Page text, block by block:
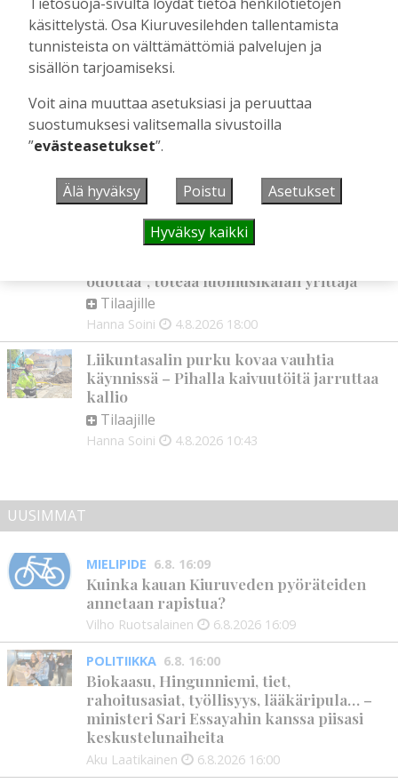
korkotason muutos heijastui alkuvuoden
tulokseen
Tilaajille
Toimitus 6.8.2026
Mikko Remes täyttää 50 vuotta – vaikka
villitystäkin on havaittavissa, sanoo
syntymäpäiväsankari oppineensa myös
Tilaajille
Aku Laatikainen 5.8.2026 09:00
Vaikuttaako afrikkalainen sikarutto
odottaa”, toteaa luomusikalan yrittäjä
Tilaajille
Hanna Soini 4.8.2026 18:00
Liikuntasalin purku kovaa vauhtia
käynnissä – Pihalla kaivuutöitä jarruttaa
kallio
Tilaajille
Hanna Soini 4.8.2026 10:43
UUSIMMAT
MIELIPIDE 6.8. 16:09
Kuinka kauan Kiuruveden pyöräteiden
annetaan rapistua?
Vilho Ruotsalainen 6.8.2026 16:09
POLITIIKKA 6.8. 16:00
Biokaasu, Hingunniemi, tiet,
rahoitusasiat, työllisyys, lääkäripula… –
ministeri Sari Essayahin kanssa piisasi
keskustelunaiheita
Aku Laatikainen 6.8.2026 16:00
käsittelystä. Osa Kiuruvesilehden tallentamista
tunnisteista on välttämättömiä palvelujen ja
sisällön tarjoamiseksi.
Voit aina muuttaa asetuksiasi ja peruuttaa
suostumuksesi valitsemalla sivustoilla
”evästeasetukset”.
Älä hyväksy Poistu Asetukset
Hyväksy kaikki